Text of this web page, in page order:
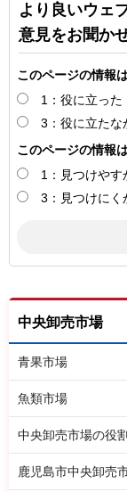
より良いウェ
意見をお聞か
このページの情報
1：役に立った
3：役に立たな
このページの情報
1：見つけやす
3：見つけにく
中央卸売市場
青果市場
魚類市場
中央卸売市場の役
鹿児島市中央卸売